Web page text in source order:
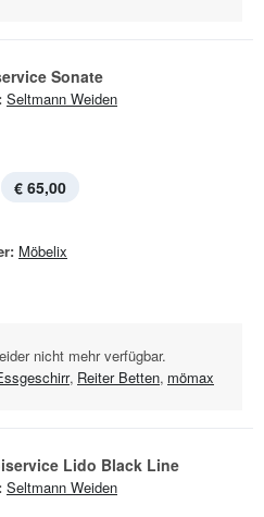
Sonate
Seltmann Weiden
€ 65,00
Möbelix
nicht mehr verfügbar.
, Reiter Betten, mömax
Lido Black Line
Seltmann Weiden